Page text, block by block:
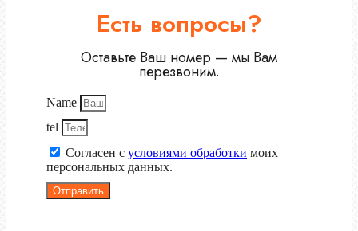
Есть вопросы?
Оставьте Ваш номер — мы Вам
перезвоним.
Name
tel
Согласен с условиями обработки моих
персональных данных.
Отправить